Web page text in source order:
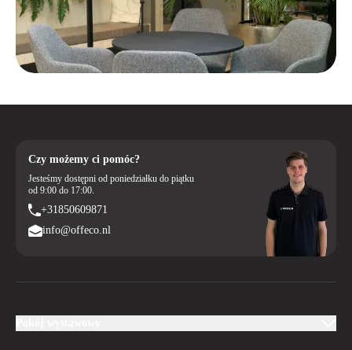
Czy możemy ci pomóc?
Jesteśmy dostępni od poniedziałku do piątku
od 9:00 do 17:00.
+31850609871
info@offeco.nl